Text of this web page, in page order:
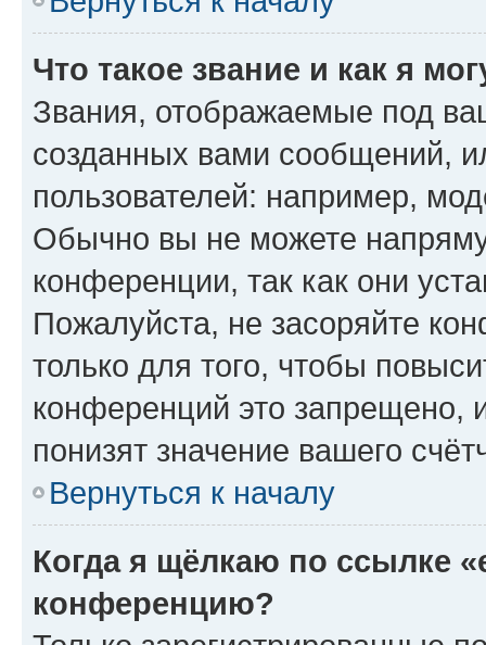
Что такое звание и как я
Звания, отображаемые под
созданных вами сообщений,
пользователей: например,
Обычно вы не можете
конференции, так как они
Пожалуйста, не засоряйте
только для того, чтобы
конференций это запрещено,
понизят значение вашего
Вернуться к началу
Когда я щёлкаю по ссылке
конференцию?